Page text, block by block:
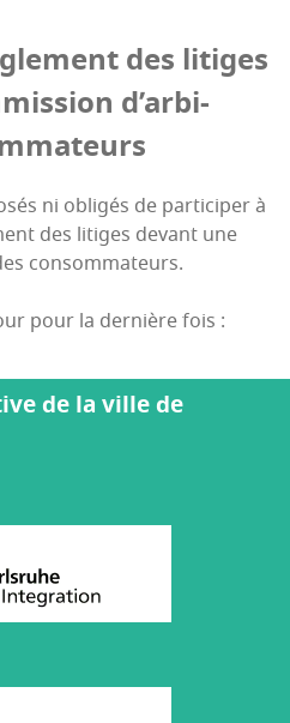
des litiges
d’ar­bi­
ni obli­gés de par­ti­ci­per à
des litiges devant une
consommateurs.
pour la dernière fois :
de la ville de